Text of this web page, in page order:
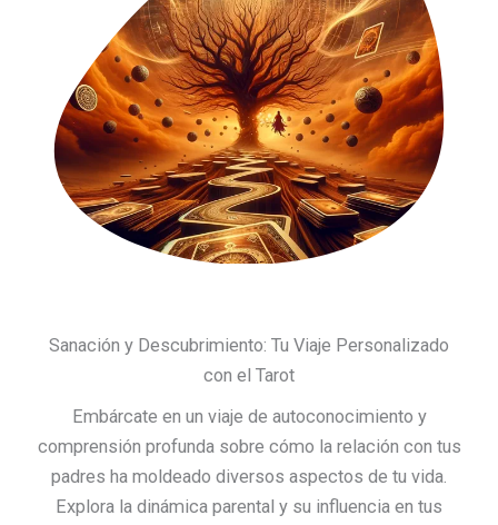
Sanación y Descubrimiento: Tu Viaje Personalizado
con el Tarot
Embárcate en un viaje de autoconocimiento y
comprensión profunda sobre cómo la relación con tus
padres ha moldeado diversos aspectos de tu vida.
Explora la dinámica parental y su influencia en tus